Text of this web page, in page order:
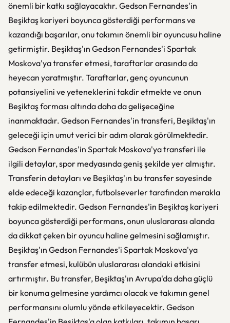
önemli bir katkı sağlayacaktır. Gedson Fernandes'in
Beşiktaş kariyeri boyunca gösterdiği performans ve
kazandığı başarılar, onu takımın önemli bir oyuncusu haline
getirmiştir. Beşiktaş'ın Gedson Fernandes'i Spartak
Moskova'ya transfer etmesi, taraftarlar arasında da
heyecan yaratmıştır. Taraftarlar, genç oyuncunun
potansiyelini ve yeteneklerini takdir etmekte ve onun
Beşiktaş forması altında daha da gelişeceğine
inanmaktadır. Gedson Fernandes'in transferi, Beşiktaş'ın
geleceği için umut verici bir adım olarak görülmektedir.
Gedson Fernandes'in Spartak Moskova'ya transferi ile
ilgili detaylar, spor medyasında geniş şekilde yer almıştır.
Transferin detayları ve Beşiktaş'ın bu transfer sayesinde
elde edeceği kazançlar, futbolseverler tarafından merakla
takip edilmektedir. Gedson Fernandes'in Beşiktaş kariyeri
boyunca gösterdiği performans, onun uluslararası alanda
da dikkat çeken bir oyuncu haline gelmesini sağlamıştır.
Beşiktaş'ın Gedson Fernandes'i Spartak Moskova'ya
transfer etmesi, kulübün uluslararası alandaki etkisini
artırmıştır. Bu transfer, Beşiktaş'ın Avrupa'da daha güçlü
bir konuma gelmesine yardımcı olacak ve takımın genel
performansını olumlu yönde etkileyecektir. Gedson